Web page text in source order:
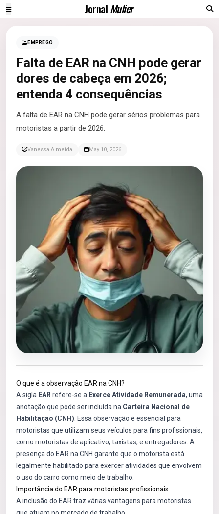
JornalMulier
EMPREGO
Falta de EAR na CNH pode gerar
dores de cabeça em 2026;
entenda 4 consequências
A falta de EAR na CNH pode gerar sérios problemas para
motoristas a partir de 2026.
Vanessa Almeida May 10, 2026
O que é a observação EAR na CNH?
A sigla EAR refere-se a Exerce Atividade Remunerada, uma
anotação que pode ser incluída na Carteira Nacional de
Habilitação (CNH) . Essa observação é essencial para
motoristas que utilizam seus veículos para fins profissionais,
como motoristas de aplicativo, taxistas, e entregadores. A
presença do EAR na CNH garante que o motorista está
legalmente habilitado para exercer atividades que envolvem
o uso do carro como meio de trabalho.
Importância do EAR para motoristas profissionais
A inclusão do EAR traz várias vantagens para motoristas